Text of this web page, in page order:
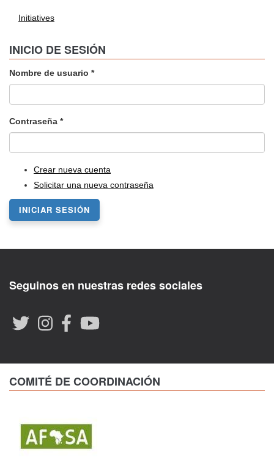
Initiatives
INICIO DE SESIÓN
Nombre de usuario *
Contraseña *
Crear nueva cuenta
Solicitar una nueva contraseña
INICIAR SESIÓN
Seguinos en nuestras redes sociales
COMITÉ DE COORDINACIÓN